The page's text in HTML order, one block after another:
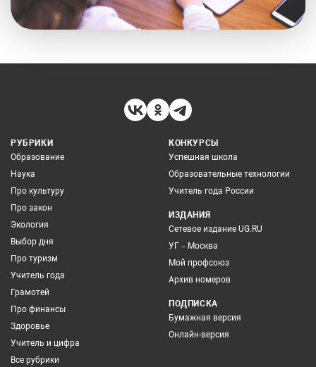
РУБРИКИ
Образование
Наука
Про культуру
Про закон
Экология
Выбор дня
Про туризм
Учитель года
Грамотей
Про финансы
Здоровье
Учитель и цифра
Все рубрики
КОНКУРСЫ
Успешная школа
Образовательные технологии
Учитель года России
ИЗДАНИЯ
Сетевое издание UG.RU
УГ – Москва
Мой профсоюз
Архив номеров
ПОДПИСКА
Бумажная версия
Онлайн-версия